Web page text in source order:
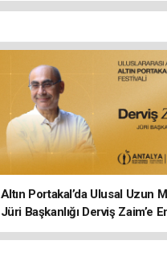
Altın Portakal’da Ulusal Uzun
Jüri Başkanlığı Derviş Zaim’e